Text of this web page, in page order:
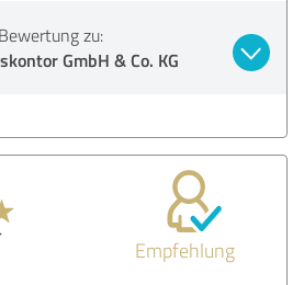
zu:
GmbH & Co. KG
Empfehlung